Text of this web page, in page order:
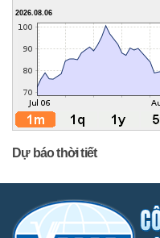
2026.08.06
Dự báo thời tiết